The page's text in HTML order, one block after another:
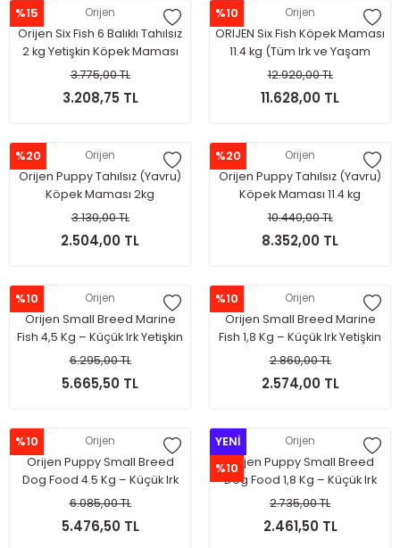
%15 Orijen
Orijen Six Fish 6 Balıklı Tahılsız
2 kg Yetişkin Köpek Maması
3.775,00 TL
3.208,75 TL
%10 Orijen
ORIJEN Six Fish Köpek Maması
11.4 kg (Tüm Irk ve Yaşam
Evreleri İçin)
12.920,00 TL
11.628,00 TL
%20 Orijen
Orijen Puppy Tahılsız (Yavru)
Köpek Maması 2kg
3.130,00 TL
2.504,00 TL
%20 Orijen
Orijen Puppy Tahılsız (Yavru)
Köpek Maması 11.4 kg
10.440,00 TL
8.352,00 TL
%10 Orijen
Orijen Small Breed Marine
Fish 4,5 Kg – Küçük Irk Yetişkin
Köpekler İçin
6.295,00 TL
5.665,50 TL
%10 Orijen
Orijen Small Breed Marine
Fish 1,8 Kg – Küçük Irk Yetişkin
Köpekler İçin
2.860,00 TL
2.574,00 TL
%10 Orijen
Orijen Puppy Small Breed
Dog Food 4.5 Kg – Küçük Irk
Yavru Köpekler İçin
6.085,00 TL
5.476,50 TL
YENİ
%10
Orijen
Orijen Puppy Small Breed
Dog Food 1,8 Kg – Küçük Irk
Yavru Köpekler İçin
2.735,00 TL
2.461,50 TL